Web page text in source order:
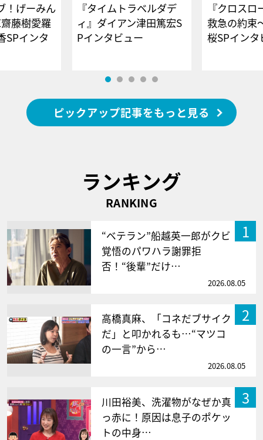
！げーみん
藤樹愛羅
SPインタ
『タイムトラベルダデ
ィ』ダイアン津田篤宏S
Pインタビュー
『クロス
救急の約束
桜SPイ
ピックアップ記事をもっと見る
ランキング
RANKING
1
“ベテラン”船越英一郎がクビ
覚悟のパワハラ謝罪拒
否！“後輩”だけ…
2026.08.05
2
高橋真麻、「コネだブサイク
だ」と叩かれるも…“マツコ
の一言”から…
2026.08.05
3
川田裕美、洗濯物がなぜか真
っ赤に！原因は息子のポケッ
トの中身…